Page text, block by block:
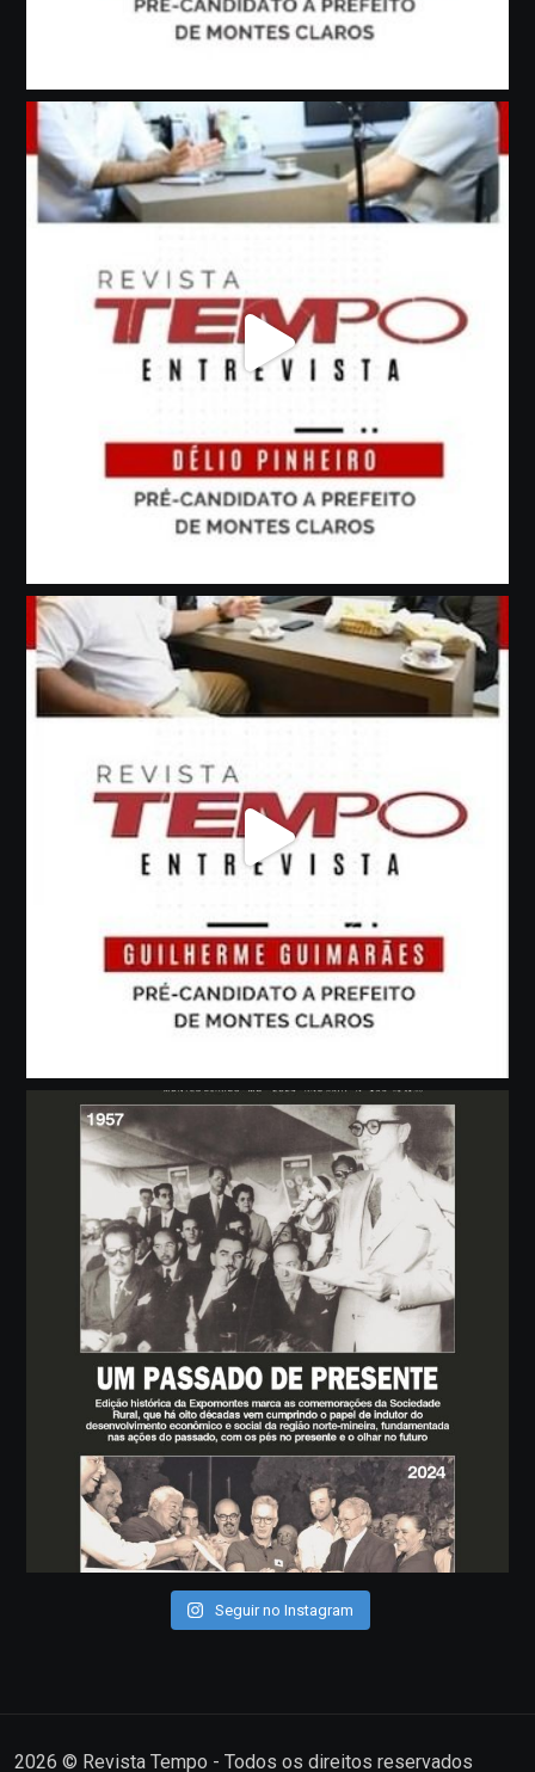
Seguir no Instagram
2026 © Revista Tempo - Todos os direitos reservados